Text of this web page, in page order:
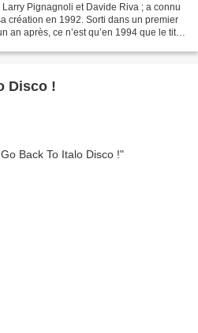
Pignagnoli et Davide Riva ; a connu
création en 1992. Sorti dans un premier
an après, ce n’est qu’en 1994 que le titre
Disco !